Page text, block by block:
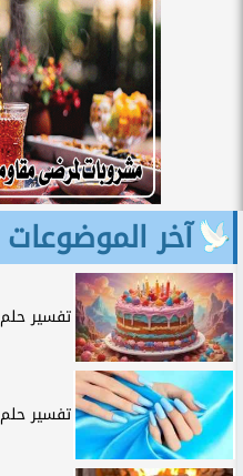
آخر الموضوعات
تفسير
تفسير